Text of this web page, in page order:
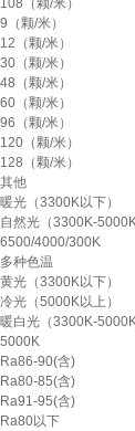
108（颗/米）
9（颗/米）
12（颗/米）
30（颗/米）
48（颗/米）
60（颗/米）
96（颗/米）
120（颗/米）
128（颗/米）
其他
暖光（3300K以下）
自然光（3300K-5000K
6500/4000/300K
多种色温
黄光（3300K以下）
冷光（5000K以上）
暖白光（3300K-5000K
5000K
Ra86-90(含)
Ra80-85(含)
Ra91-95(含)
Ra80以下